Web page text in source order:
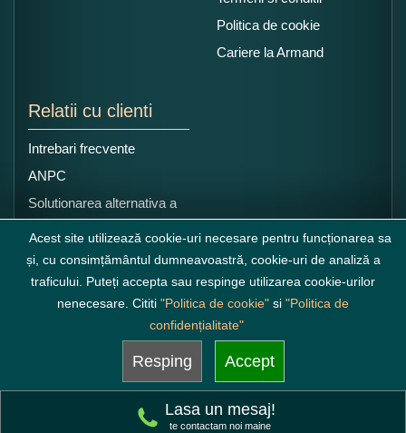
Politica de cookie
Cariere la Armand
Relatii cu clienti
Intrebari frecvente
ANPC
Solutionarea alternativa a
litigiilor
Acest site utilizează cookie-uri necesare pentru funcționarea sa
și, cu consimțământul dumneavoastră, cookie-uri de analiză a
traficului. Puteți accepta sau respinge utilizarea cookie-urilor
nenecesare. Cititi "Politica de cookie" si "Politica de
confidențialitate"
Resping Accept
Lasa un mesaj!
te contactam noi maine